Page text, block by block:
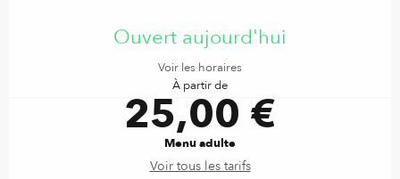
Ouvert aujourd'hui
Voir les horaires
À partir de
25,00 €
Menu adulte
Voir tous les tarifs